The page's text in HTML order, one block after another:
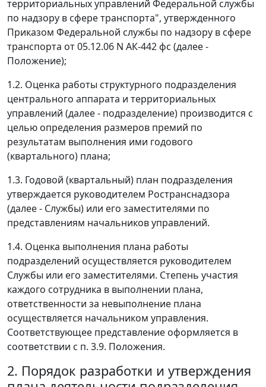
территориальных управлений Федеральной службы
по надзору в сфере транспорта", утвержденного
Приказом Федеральной службы по надзору в сфере
транспорта от 05.12.06 N АК-442 фс (далее -
Положение);
1.2. Оценка работы структурного подразделения
центрального аппарата и территориальных
управлений (далее - подразделение) производится с
целью определения размеров премий по
результатам выполнения ими годового
(квартального) плана;
1.3. Годовой (квартальный) план подразделения
утверждается руководителем Ространснадзора
(далее - Службы) или его заместителями по
представлениям начальников управлений.
1.4. Оценка выполнения плана работы
подразделений осуществляется руководителем
Службы или его заместителями. Степень участия
каждого сотрудника в выполнении плана,
ответственности за невыполнение плана
осуществляется начальником управления.
Соответствующее представление оформляется в
соответствии с п. 3.9. Положения.
2. Порядок разработки и утверждения